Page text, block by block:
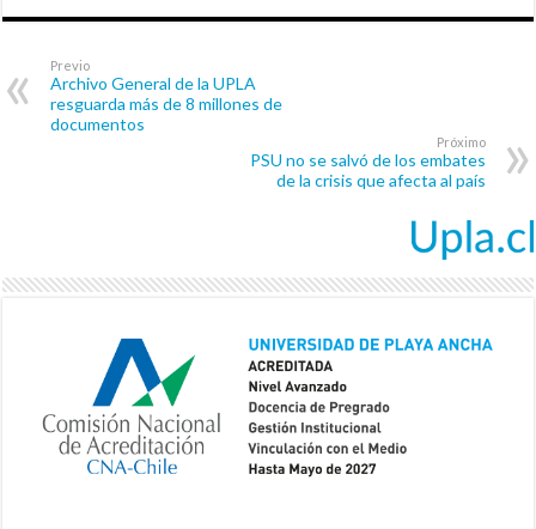
Previo
Archivo General de la UPLA
resguarda más de 8 millones de
documentos
Próximo
PSU no se salvó de los embates
de la crisis que afecta al país